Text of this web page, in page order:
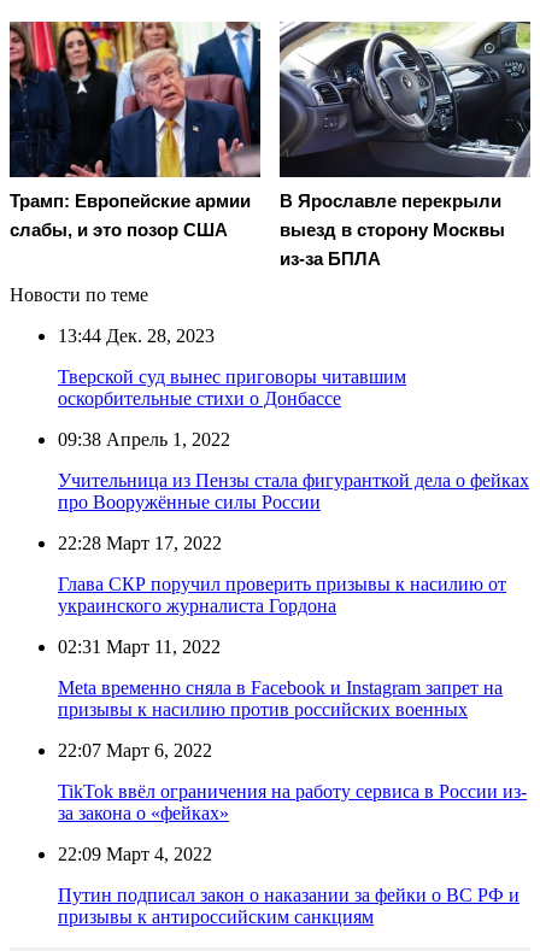
Трамп: Европейские армии
слабы, и это позор США
В Ярославле перекрыли
выезд в сторону Москвы
из-за БПЛА
Новости по теме
13:44 Дек. 28, 2023
Тверской суд вынес приговоры читавшим
оскорбительные стихи о Донбассе
09:38 Апрель 1, 2022
Учительница из Пензы стала фигуранткой дела о фейках
про Вооружённые силы России
22:28 Март 17, 2022
Глава СКР поручил проверить призывы к насилию от
украинского журналиста Гордона
02:31 Март 11, 2022
Meta временно сняла в Facebook и Instagram запрет на
призывы к насилию против российских военных
22:07 Март 6, 2022
TikTok ввёл ограничения на работу сервиса в России из-
за закона о «фейках»
22:09 Март 4, 2022
Путин подписал закон о наказании за фейки о ВС РФ и
призывы к антироссийским санкциям